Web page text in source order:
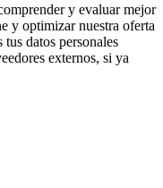
y evaluar mejor
y optimizar nuestra oferta
datos personales
externos, si ya